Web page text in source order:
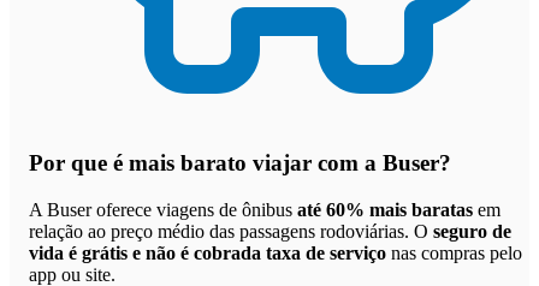
Por que é mais barato viajar com a Buser?
A Buser oferece viagens de ônibus até 60% mais baratas em
relação ao preço médio das passagens rodoviárias. O seguro de
vida é grátis e não é cobrada taxa de serviço nas compras pelo
app ou site.